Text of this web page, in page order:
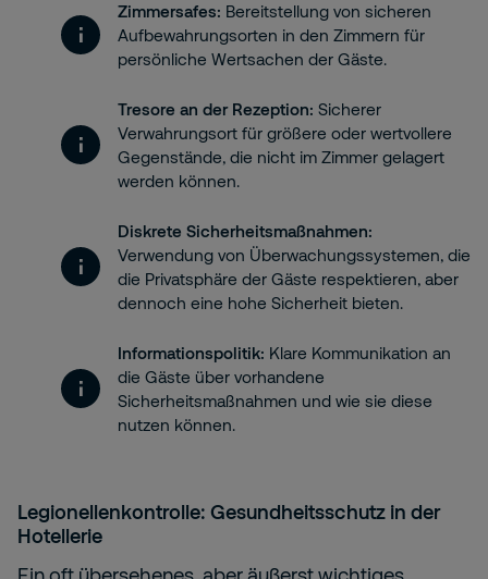
Zimmersafes: Bereitstellung von sicheren
Aufbewahrungsorten in den Zimmern für
persönliche Wertsachen der Gäste.
Tresore an der Rezeption: Sicherer
Verwahrungsort für größere oder wertvollere
Gegenstände, die nicht im Zimmer gelagert
werden können.
Diskrete Sicherheitsmaßnahmen:
Verwendung von Überwachungssystemen, die
die Privatsphäre der Gäste respektieren, aber
dennoch eine hohe Sicherheit bieten.
Informationspolitik: Klare Kommunikation an
die Gäste über vorhandene
Sicherheitsmaßnahmen und wie sie diese
nutzen können.
Legionellenkontrolle: Gesundheitsschutz in der
Hotellerie